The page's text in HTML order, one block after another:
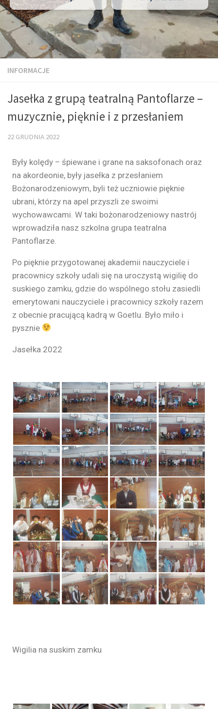
INFORMACJE
Jasełka z grupą teatralną Pantoflarze –
muzycznie, pięknie i z przesłaniem
22 GRUDNIA 2022
Były kolędy – śpiewane i grane na saksofonach oraz
na akordeonie, były jasełka z przesłaniem
Bożonarodzeniowym, byli też uczniowie pięknie
ubrani, którzy na apel przyszli ze swoimi
wychowawcami. W taki bożonarodzeniowy nastrój
wprowadziła nasz szkolna grupa teatralna
Pantoflarze.
Po pięknie przygotowanej akademii nauczyciele i
pracownicy szkoły udali się na uroczystą wigilię do
suskiego zamku, gdzie do wspólnego stołu zasiedli
emerytowani nauczyciele i pracownicy szkoły razem
z obecnie pracującą kadrą w Goetlu. Było miło i
pysznie
Jasełka 2022
Wigilia na suskim zamku